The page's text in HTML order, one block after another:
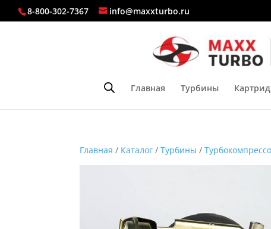
8-800-302-7367 info@maxxturbo.ru
Главная Турбины
Главная / Каталог /Турбины /